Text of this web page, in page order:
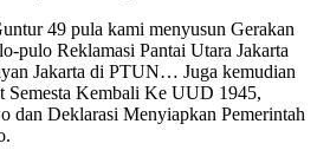
49 pula kami menyusun Gerakan
pulo Reklamasi Pantai Utara Jakarta
Jakarta di PTUN… Juga kemudian
Semesta Kembali Ke UUD 1945,
dan Deklarasi Menyiapkan Pemerintah